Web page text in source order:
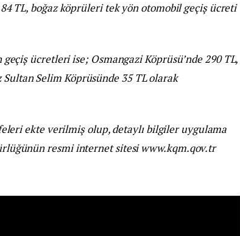
TL, boğaz köprüleri tek yön otomobil geçiş ücreti
ücretleri ise; Osmangazi Köprüsü’nde 290 TL,
Sultan Selim Köprüsünde 35 TL olarak
ekte verilmiş olup, detaylı bilgiler uygulama
resmi internet sitesi www.kqm.qov.tr